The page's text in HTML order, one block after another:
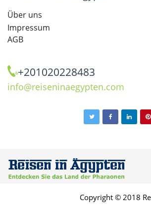
Über uns
Impressum
AGB
+201020228483
info@reiseninaegypten.com
Copyright © 2018